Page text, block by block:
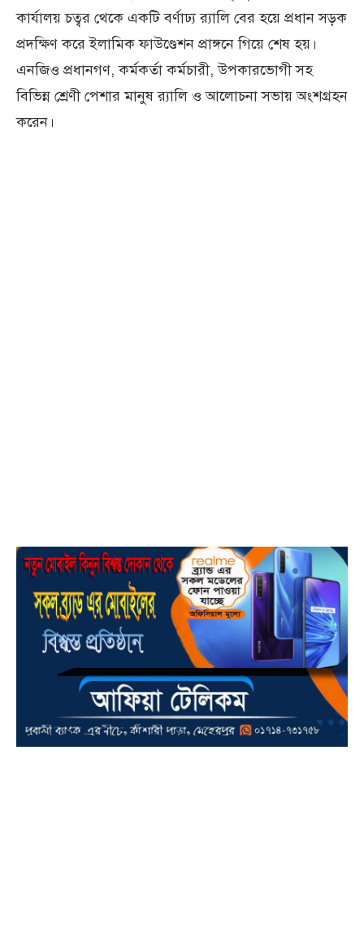
কার্যালয় চত্বর থেকে একটি বর্ণাঢ্য র‌্যালি বের হয়ে প্রধান সড়ক
প্রদক্ষিণ করে ইলামিক ফাউণ্ডেশন প্রাঙ্গনে গিয়ে শেষ হয়।
এনজিও প্রধানগণ, কর্মকর্তা কর্মচারী, উপকারভোগী সহ
বিভিন্ন শ্রেণী পেশার মানুষ র‌্যালি ও আলোচনা সভায় অংশগ্রহন
করেন।